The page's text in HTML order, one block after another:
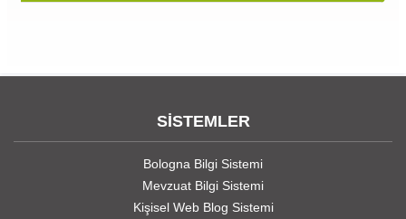
SİSTEMLER
Bologna Bilgi Sistemi
Mevzuat Bilgi Sistemi
Kişisel Web Blog Sistemi